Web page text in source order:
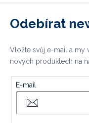
Odebírat
Vložte svůj e-mail a my
nových produktech na
E-mail